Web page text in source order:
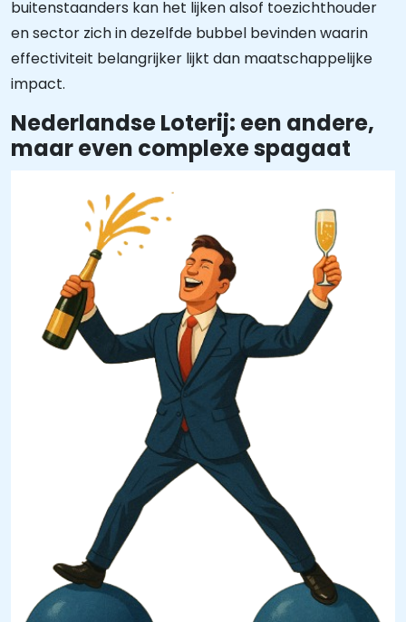
buitenstaanders kan het lijken alsof toezichthouder
en sector zich in dezelfde bubbel bevinden waarin
effectiviteit belangrijker lijkt dan maatschappelijke
impact.
Nederlandse Loterij: een andere,
maar even complexe spagaat